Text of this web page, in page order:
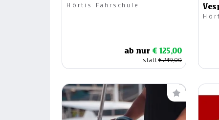
Hörtis Fahrschule
ab nur € 125,00
statt€ 249,00